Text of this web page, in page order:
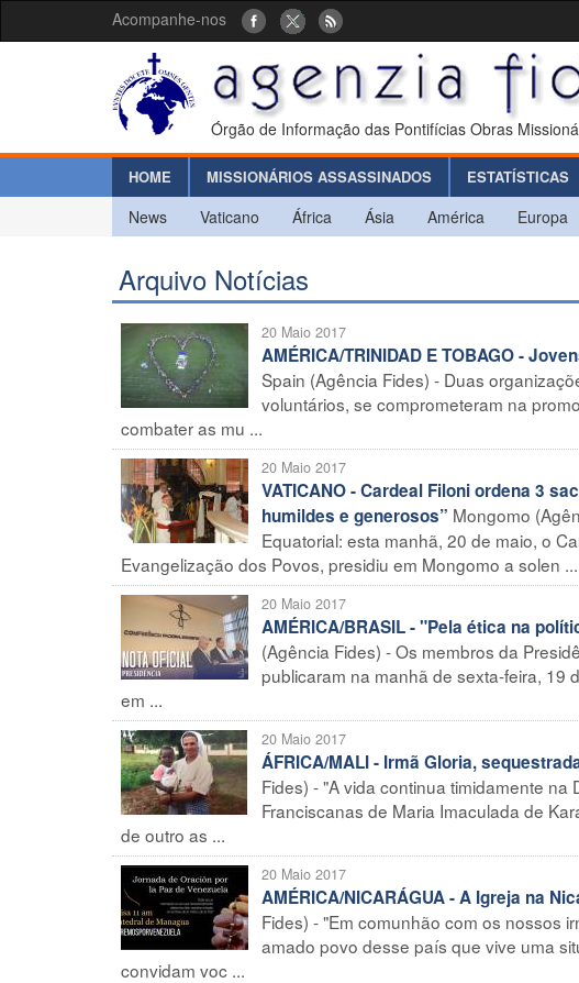
Acompanhe-nos
Órgão de Informação das Pontifícias Obras
HOME MISSIONÁRIOS ASSASSINADOS ESTATÍSTICAS
News Vaticano África Ásia América Europa
Arquivo Notícias
20 Maio 2017
AMÉRICA/TRINIDAD E TOBAGO -
Spain (Agência Fides) - Duas
voluntários, se comprometeram na
combater as mu ...
20 Maio 2017
VATICANO - Cardeal Filoni ordena 3
humildes e generosos” Mongomo
Equatorial: esta manhã, 20 de maio, o
Evangelização dos Povos, presidiu em Mongomo a solen ...
20 Maio 2017
AMÉRICA/BRASIL - "Pela ética na
(Agência Fides) - Os membros da
publicaram na manhã de sexta-feira, 19
em ...
20 Maio 2017
ÁFRICA/MALI - Irmã Gloria,
Fides) - "A vida continua timidamente
Franciscanas de Maria Imaculada de
de outro as ...
20 Maio 2017
AMÉRICA/NICARÁGUA - A Igreja na
Fides) - "Em comunhão com os nossos
amado povo desse país que vive uma
convidam voc ...